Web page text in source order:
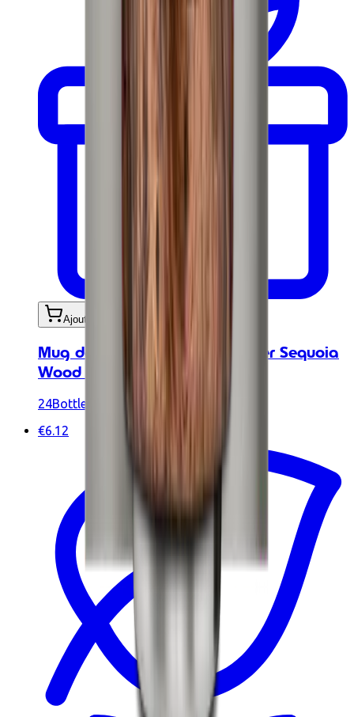
Ajouter au panier
Mug de voyage - Travel Tumbler Sequoia
Wood 350 ml
24Bottles
€6.12